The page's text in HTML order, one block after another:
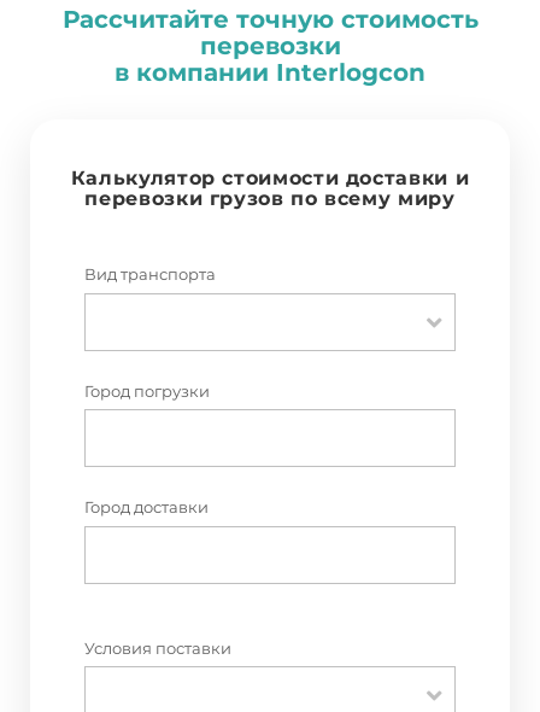
Рассчитайте точную стоимость
перевозки
в компании Interlogcon
Калькулятор стоимости доставки и
перевозки грузов по всему миру
Вид транспорта
Город погрузки
Город доставки
Условия поставки